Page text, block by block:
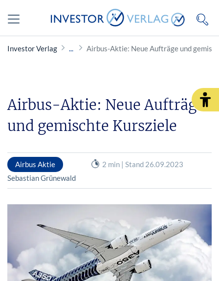
Investor Verlag Airbus-Aktie: Neue Aufträge und
Airbus-Aktie: Neue Aufträge
und gemischte Kursziele
Airbus Aktie
2 min | Stand 26.09.2023
Sebastian Grünewald